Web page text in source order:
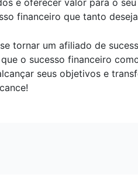
financeiro que tanto
tornar um afiliado de
o sucesso financeiro
seus objetivos e